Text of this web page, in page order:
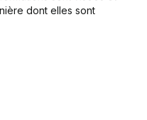
etc...)
dont elles sont